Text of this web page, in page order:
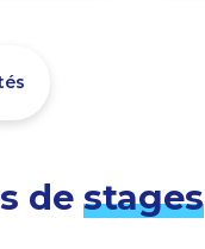
de stages